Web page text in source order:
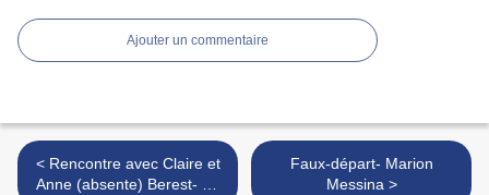
Ajouter un commentaire
< Rencontre avec Claire et
Anne (absente) Berest- 25
Faux-départ- Marion
Messina >